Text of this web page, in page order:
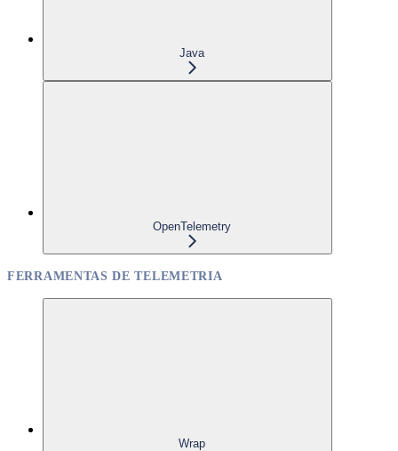
Java
OpenTelemetry
FERRAMENTAS DE TELEMETRIA
Wrap